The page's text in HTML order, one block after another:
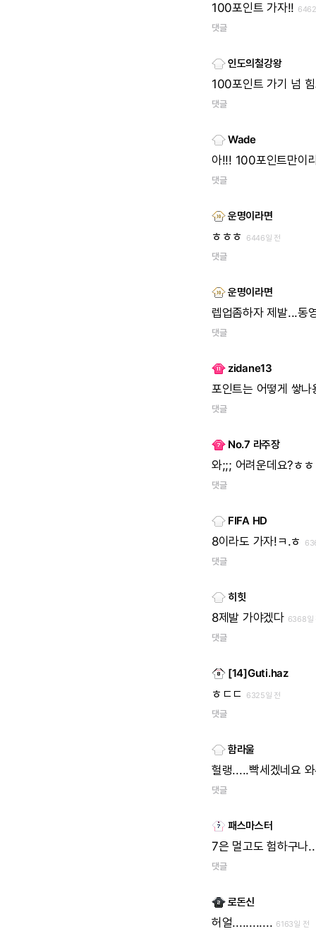
100포인트 가자!!
댓글
인도의철강왕
100포인트 가기 넘
댓글
Wade
아!!! 100포인트만이
댓글
운명이라면
ㅎㅎㅎ 6446일 전
댓글
운명이라면
렙업좀하자 제발...동
댓글
zidane13
포인트는 어떻게 쌓나
댓글
No.7 라주장
와;;; 어려운데요?ㅎㅎ
댓글
FIFA HD
8이라도 가자!ㅋ.ㅎ
댓글
히힛
8제발 가야겠다 6368일
댓글
[14]Guti.haz
ㅎㄷㄷ 6325일 전
댓글
함라울
헐랭.....빡세겠네요
댓글
패스마스터
7은 멀고도 험하구나..
댓글
로돈신
허얼............ 6163일 전